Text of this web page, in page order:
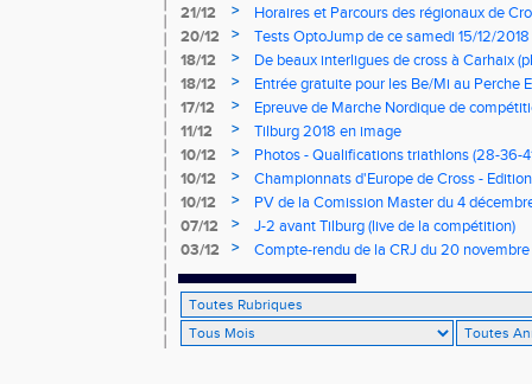
21/12
>
Horaires et Parcours des régionaux de
20/12
>
Tests OptoJump de ce samedi 15/12/2018
18/12
>
De beaux interligues de cross à Carhaix
18/12
>
Entrée gratuite pour les Be/Mi au Perche
17/12
>
Epreuve de Marche Nordique de
de cross du Loir et Cher
11/12 >
Tilburg 2018 en image
10/12
>
Photos - Qualifications triathlons (28-36-
10/12
>
Championnats d'Europe de Cross -
10/12
>
PV de la Comission Master du 4
07/12
>
J-2 avant Tilburg (live de la compétition)
03/12
> Compte-rendu de la CRJ du 20 novembre